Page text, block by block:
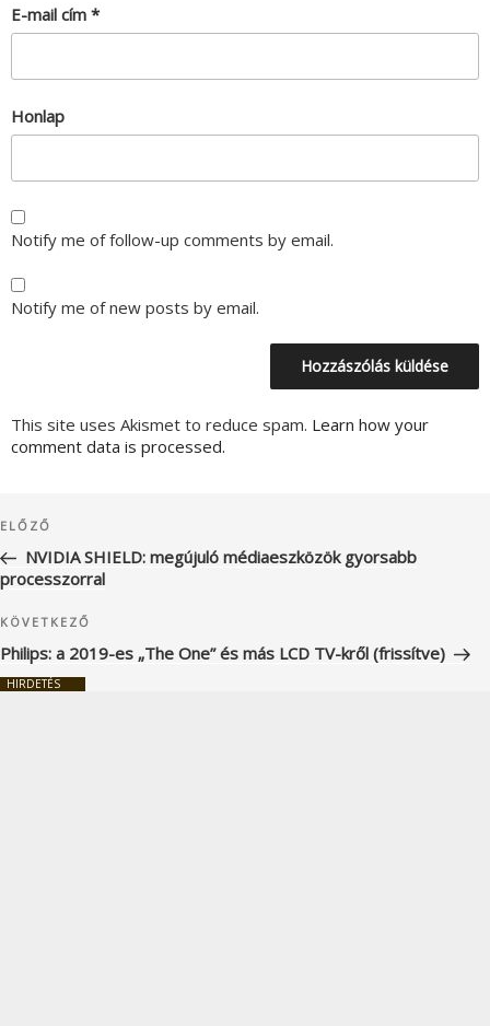
E-mail cím *
Honlap
Notify me of follow-up comments by email.
Notify me of new posts by email.
This site uses Akismet to reduce spam. Learn how your
comment data is processed.
navigáció
Korábbi
bejegyzés
ELŐZŐ
NVIDIA SHIELD: megújuló médiaeszközök gyorsabb
processzorral
Következő
bejegyzés
KÖVETKEZŐ
Philips: a 2019-es „The One” és más LCD TV-kről (frissítve)
HIRDETÉS